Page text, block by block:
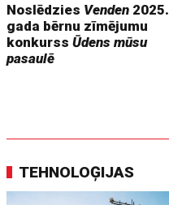
Noslēdzies Venden 2025.
gada bērnu zīmējumu
konkurssŪdens mūsu
pasaulē
TEHNOLOĢIJAS